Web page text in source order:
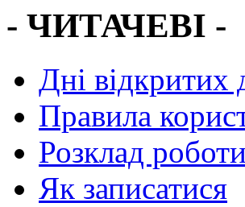
- ЧИТАЧЕВІ -
Дні відкритих
Правила
Розклад
Як записатися